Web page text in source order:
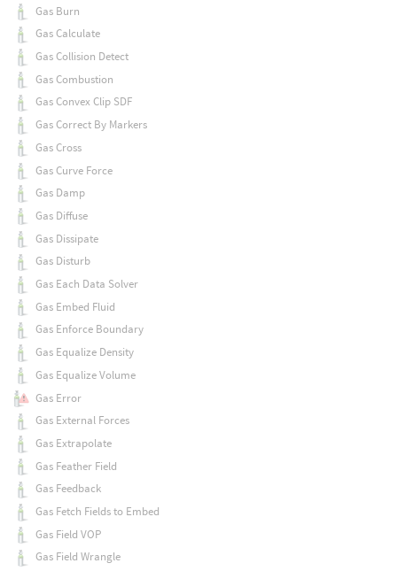
Gas Burn
Gas Calculate
Gas Collision Detect
Gas Combustion
Gas Convex Clip SDF
Gas Correct By Markers
Gas Cross
Gas Curve Force
Gas Damp
Gas Diffuse
Gas Dissipate
Gas Disturb
Gas Each Data Solver
Gas Embed Fluid
Gas Enforce Boundary
Gas Equalize Density
Gas Equalize Volume
Gas Error
Gas External Forces
Gas Extrapolate
Gas Feather Field
Gas Feedback
Gas Fetch Fields to Embed
Gas Field VOP
Gas Field Wrangle